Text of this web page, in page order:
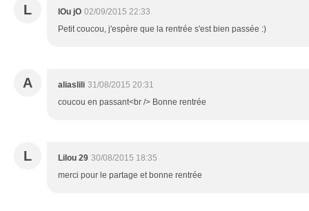
L lOu jO 02/09/2015 22:33
Petit coucou, j'espère que la rentrée s'est bien passée :)
A aliaslili 31/08/2015 20:31
coucou en passant<br /> Bonne rentrée
L Lilou 29 30/08/2015 18:35
merci pour le partage et bonne rentrée